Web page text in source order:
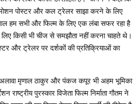
पोस्टर और कल ट्रेलर साझा करने के लिए
हम सभी और फिल्म के लिए एक लंबा सफर रहा है
किसी भी चीज से समझौता नहीं करना चाहते थे।
और ट्रेलर पर दर्शकों की प्रतिक्रियाओं का
मृणाल ठाकुर और पंकज कपूर भी अहम भूमिका
पुरस्कार विजेता फिल्म निर्माता गौतम ने